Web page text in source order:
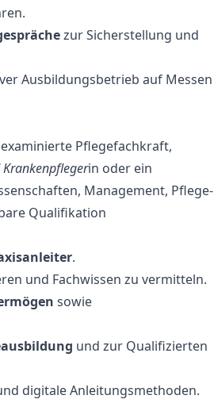
zur Sicherstellung und
Ausbildungsbetrieb auf Messen
Pflegefachkraft,
in oder ein
Management, Pflege-
Qualifikation
.
und Fachwissen zu vermitteln.
sowie
und zur Qualifizierten
digitale Anleitungsmethoden.